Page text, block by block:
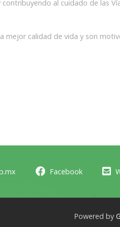
al cuidado de las
mejor calidad de vida y son
Facebook
Powered by